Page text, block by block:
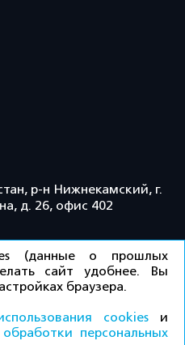
р-н Нижнекамский, г.
д. 26, офис 402
2026 / Все права
(данные о прошлых
сайт удобнее. Вы
браузера.
cookies и
персональных